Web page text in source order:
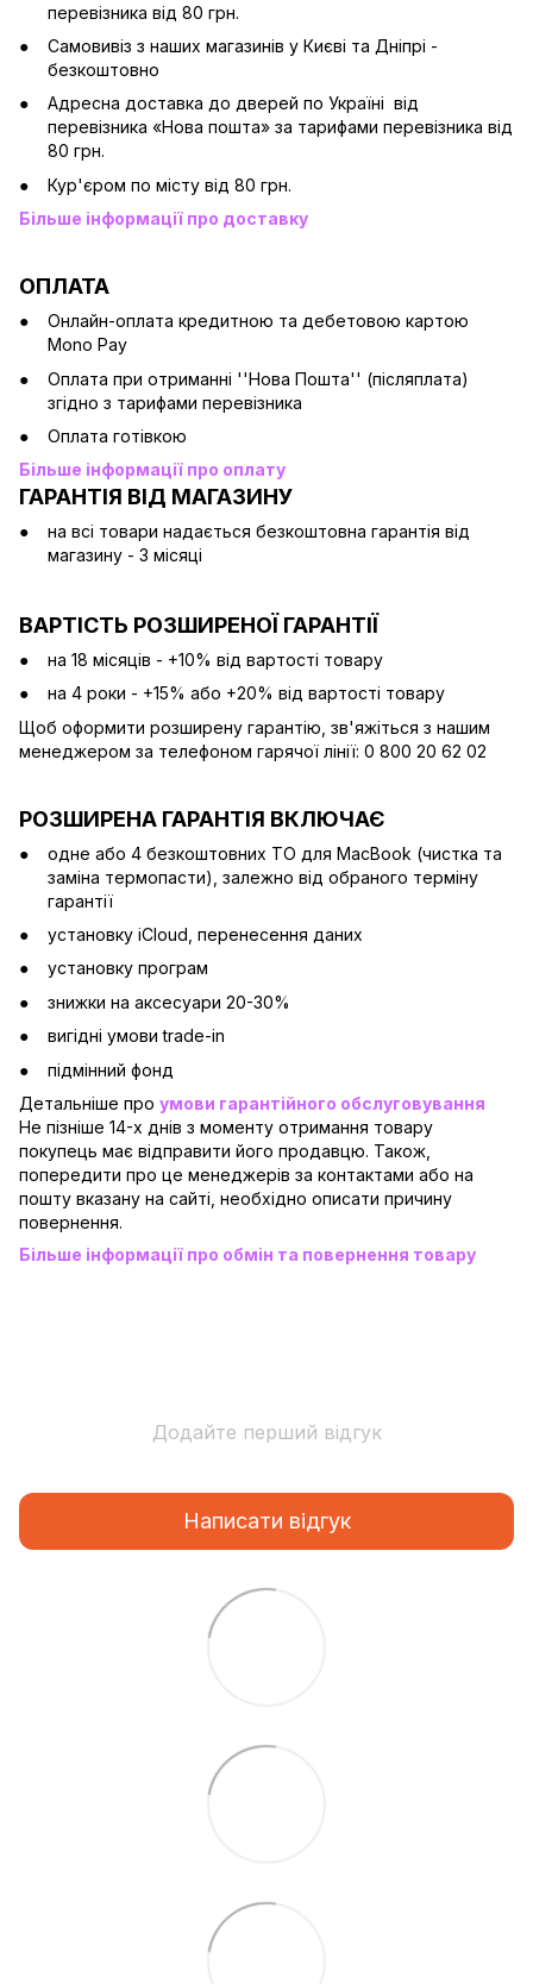
перевізника від 80 грн.
Cамовивіз з наших магазинів у Києві та Дніпрі -
безкоштовно
Адресна доставка до дверей по Україні від
перевізника «Нова пошта» за тарифами перевізника від
80 грн.
Кур'єром по місту від 80 грн.
Більше інформації про доставку
ОПЛАТА
Онлайн-оплата кредитною та дебетовою картою
Mono Pay
Оплата при отриманні ''Нова Пошта'' (післяплата)
згідно з тарифами перевізника
Оплата готівкою
Більше інформації про оплату
ГАРАНТІЯ ВІД МАГАЗИНУ
на всі товари надається безкоштовна гарантія від
магазину - 3 місяці
ВАРТІСТЬ РОЗШИРЕНОЇ ГАРАНТІЇ
на 18 місяців - +10% від вартості товару
на 4 роки - +15% або +20% від вартості товару
Щоб оформити розширену гарантію, зв'яжіться з нашим
менеджером за телефоном гарячої лінії: 0 800 20 62 02
РОЗШИРЕНА ГАРАНТІЯ ВКЛЮЧАЄ
одне або 4 безкоштовних ТО для MacBook (чистка та
заміна термопасти), залежно від обраного терміну
гарантії
установку iCloud, перенесення даних
установку програм
знижки на аксесуари 20-30%
вигідні умови trade-in
підмінний фонд
Детальніше про умови гарантійного обслуговування
Не пізніше 14-х днів з моменту отримання товару
покупець має відправити його продавцю. Також,
попередити про це менеджерів за контактами або на
пошту вказану на сайті, необхідно описати причину
повернення.
Більше інформації про обмін та повернення товару
Додайте перший відгук
Написати відгук